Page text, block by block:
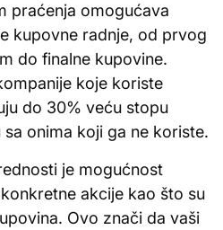
praćenja omogućava
kupovne radnje, od prvog
do finalne kupovine.
koje koriste
do 30% veću stopu
onima koji ga ne koriste.
je mogućnost
akcije kao što su
Ovo znači da vaši